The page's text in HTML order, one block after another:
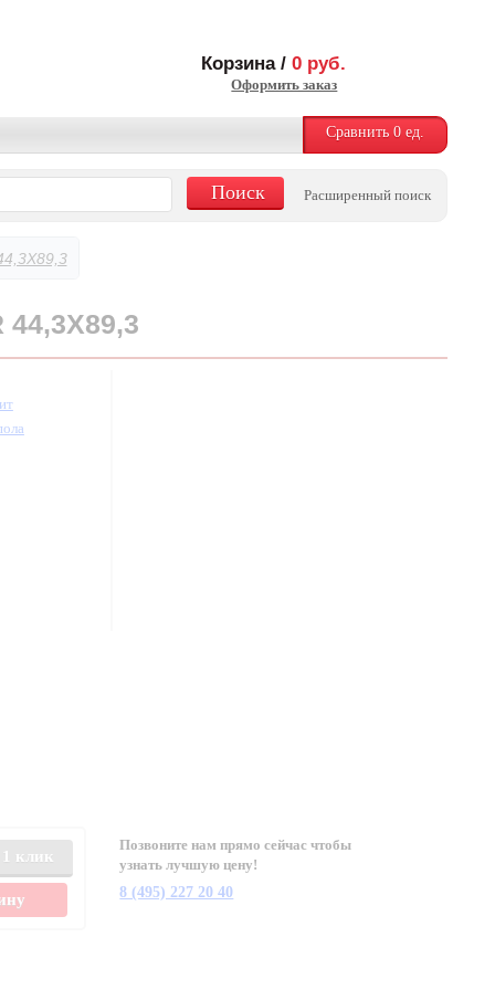
Корзина /0 руб.
Оформить заказ
Сравнить 0ед.
Расширенный поиск
44,3X89,3
клик
Позвоните нам прямо сейчас чтобы
узнать лучшую цену!
8 (495) 227 20 40